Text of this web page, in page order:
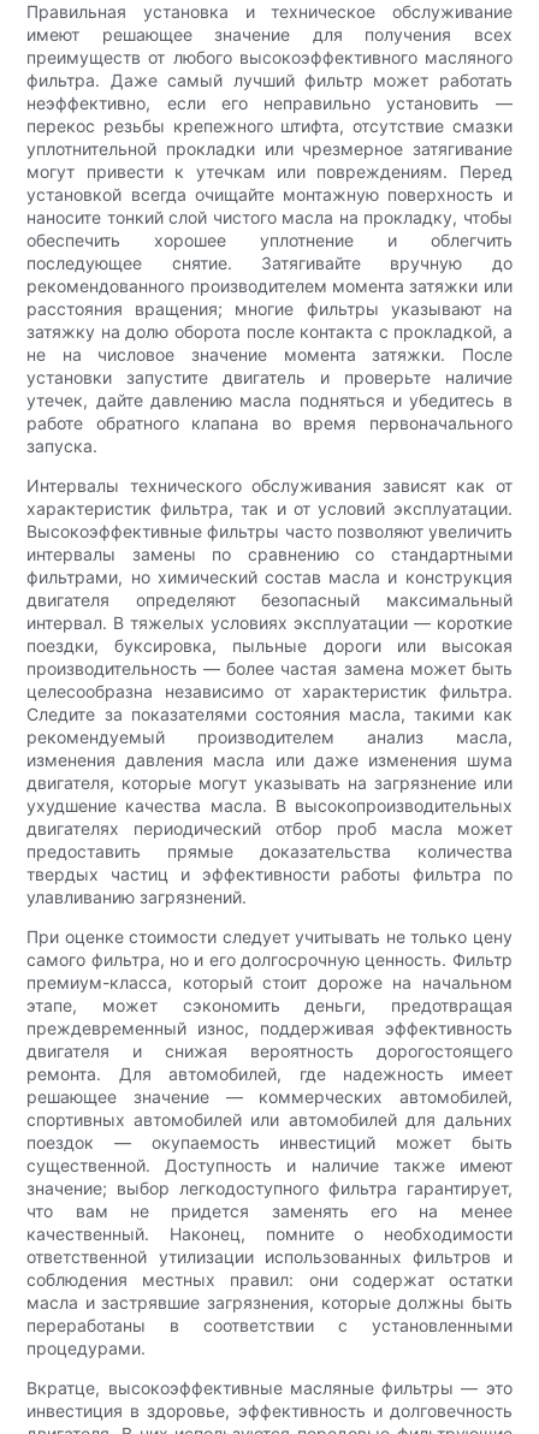
Правильная установка и техническое обслуживание
имеют решающее значение для получения всех
преимуществ от любого высокоэффективного масляного
фильтра. Даже самый лучший фильтр может работать
неэффективно, если его неправильно установить —
перекос резьбы крепежного штифта, отсутствие смазки
уплотнительной прокладки или чрезмерное затягивание
могут привести к утечкам или повреждениям. Перед
установкой всегда очищайте монтажную поверхность и
наносите тонкий слой чистого масла на прокладку, чтобы
обеспечить хорошее уплотнение и облегчить
последующее снятие. Затягивайте вручную до
рекомендованного производителем момента затяжки или
расстояния вращения; многие фильтры указывают на
затяжку на долю оборота после контакта с прокладкой, а
не на числовое значение момента затяжки. После
установки запустите двигатель и проверьте наличие
утечек, дайте давлению масла подняться и убедитесь в
работе обратного клапана во время первоначального
запуска.
Интервалы технического обслуживания зависят как от
характеристик фильтра, так и от условий эксплуатации.
Высокоэффективные фильтры часто позволяют увеличить
интервалы замены по сравнению со стандартными
фильтрами, но химический состав масла и конструкция
двигателя определяют безопасный максимальный
интервал. В тяжелых условиях эксплуатации — короткие
поездки, буксировка, пыльные дороги или высокая
производительность — более частая замена может быть
целесообразна независимо от характеристик фильтра.
Следите за показателями состояния масла, такими как
рекомендуемый производителем анализ масла,
изменения давления масла или даже изменения шума
двигателя, которые могут указывать на загрязнение или
ухудшение качества масла. В высокопроизводительных
двигателях периодический отбор проб масла может
предоставить прямые доказательства количества
твердых частиц и эффективности работы фильтра по
улавливанию загрязнений.
При оценке стоимости следует учитывать не только цену
самого фильтра, но и его долгосрочную ценность. Фильтр
премиум-класса, который стоит дороже на начальном
этапе, может сэкономить деньги, предотвращая
преждевременный износ, поддерживая эффективность
двигателя и снижая вероятность дорогостоящего
ремонта. Для автомобилей, где надежность имеет
решающее значение — коммерческих автомобилей,
спортивных автомобилей или автомобилей для дальних
поездок — окупаемость инвестиций может быть
существенной. Доступность и наличие также имеют
значение; выбор легкодоступного фильтра гарантирует,
что вам не придется заменять его на менее
качественный. Наконец, помните о необходимости
ответственной утилизации использованных фильтров и
соблюдения местных правил: они содержат остатки
масла и застрявшие загрязнения, которые должны быть
переработаны в соответствии с установленными
процедурами.
Вкратце, высокоэффективные масляные фильтры — это
инвестиция в здоровье, эффективность и долговечность